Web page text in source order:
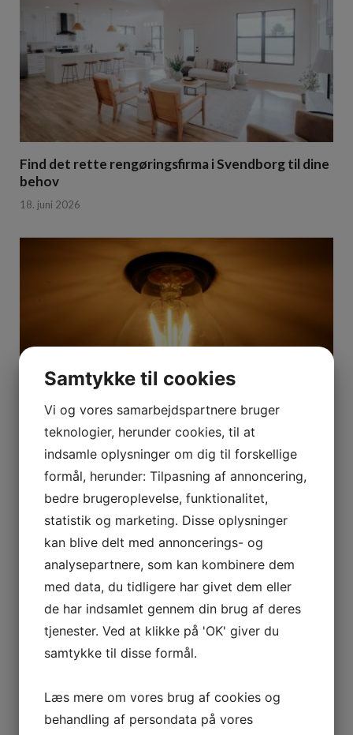
Find det rette rengøringsfirma i Svendborg til dine
behov
18. juni 2026
Sådan kan en energirådgiver hjælpe dig med at
spare energi og penge
25. marts 2026
Samtykke til cookies
Vi og vores samarbejdspartnere bruger
teknologier, herunder cookies, til at
indsamle oplysninger om dig til forskellige
formål, herunder: Tilpasning af annoncering,
bedre brugeroplevelse, funktionalitet,
statistik og marketing. Disse oplysninger
kan blive delt med annoncerings- og
analysepartnere, som kan kombinere dem
med data, du tidligere har givet dem eller
de har indsamlet gennem din brug af deres
tjenester. Ved at klikke på 'OK' giver du
samtykke til disse formål.
Læs mere om vores brug af cookies og
behandling af persondata på vores